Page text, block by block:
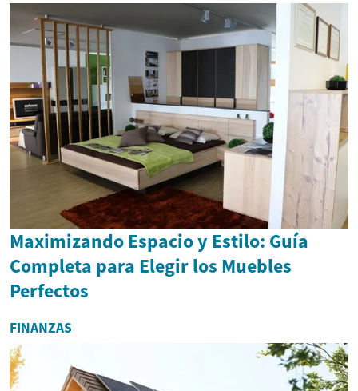
Maximizando Espacio y Estilo: Guía
Completa para Elegir los Muebles
Perfectos
FINANZAS